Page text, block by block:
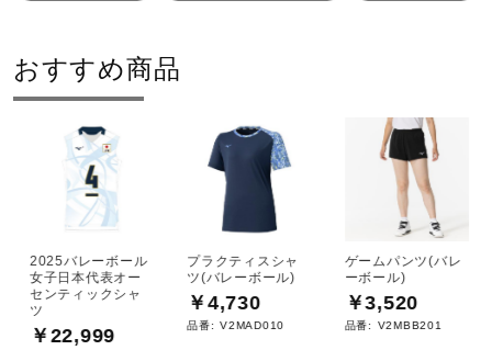
直営店一覧
取扱店一覧
2026年春夏
おすすめ商品
2025バレーボール
女子日本代表オー
センティックシャ
ツ
￥22,999
プラクティスシャ
ツ(バレーボール)
￥4,730
品番: V2MAD010
ゲームパンツ(バレ
ーボール)
￥3,520
品番: V2MBB201